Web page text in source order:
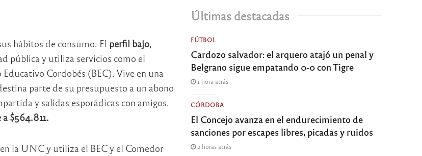
hábitos de consumo. El perfil bajo,
pública y utiliza servicios como el
Cordobés (BEC). Vive en una
parte de su presupuesto a un abono
y salidas esporádicas con amigos.
$564.811.
la UNC y utiliza el BEC y el Comedor
Últimas destacadas
FÚTBOL
Cardozo salvador: el arquero atajó un penal y
Belgrano sigue empatando 0-0 con Tigre
1 hora atrás
CÓRDOBA
El Concejo avanza en el endurecimiento de
sanciones por escapes libres, picadas y ruidos
2 horas atrás